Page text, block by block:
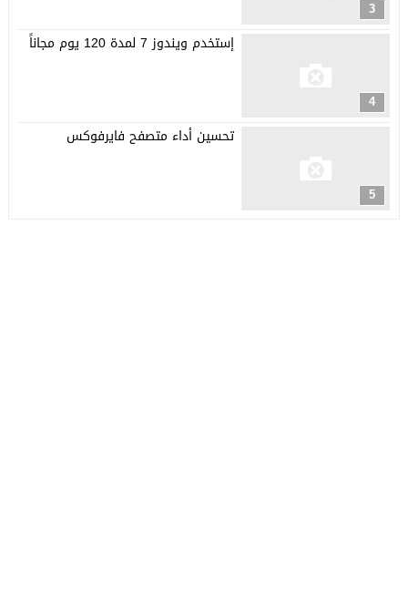
3
4
إستخدم ويندوز 7 لمدة 120 يوم مجاناً
5
تحسين أداء متصفح فايرفوكس